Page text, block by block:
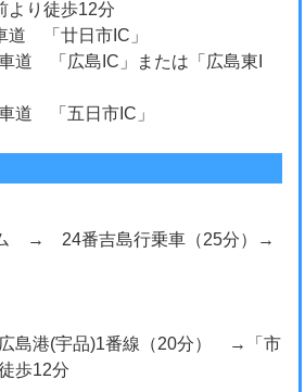
より徒歩12分
道 「廿日市IC」
広島IC」または「広島東I
五日市IC」
→ 24番吉島行乗車（25分）→
港(宇品)1番線（20分） →「市
歩12分